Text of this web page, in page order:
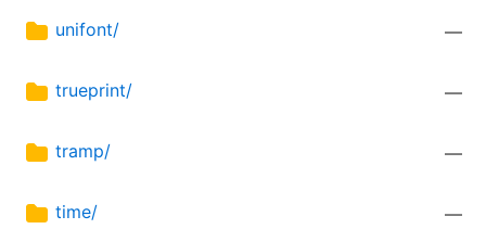
unifont/ —
trueprint/ —
tramp/ —
time/ —